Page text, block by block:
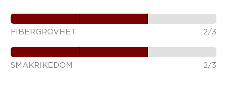
FIBERGROVHET 2/3
SMAKRIKEDOM 2/3